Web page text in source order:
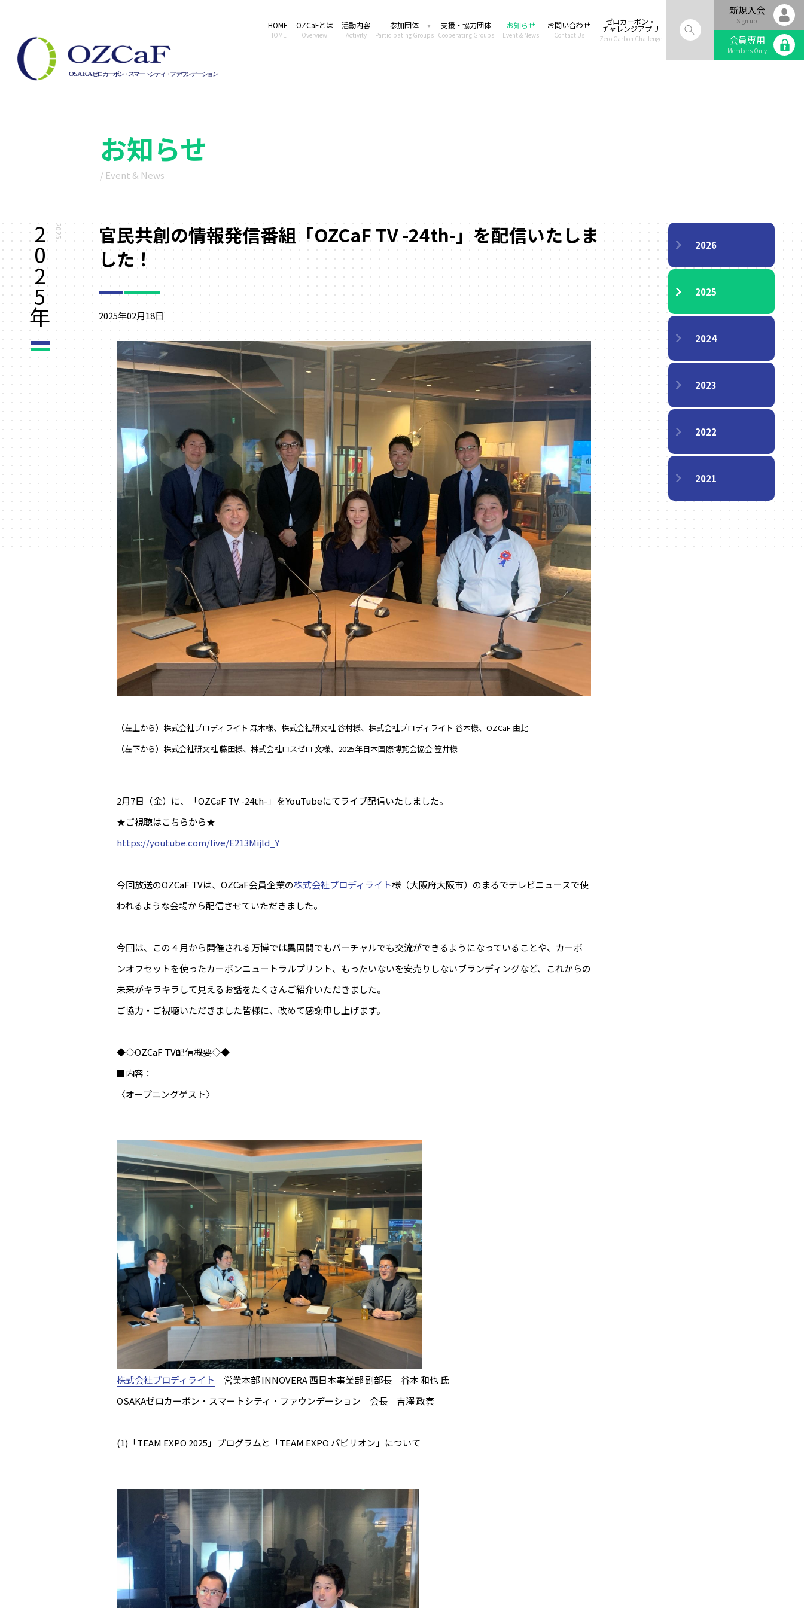
HOME
HOME
OZCaFとは
Overview
活動内容
Activity
参加団体
Participating Groups
支援・協力団体
Cooperating Groups
お知らせ
Event & News
お問い合わせ
Contact Us
ゼロカーボン・
チャレンジアプリ
Zero Carbon Challenge
新規入会
Sign up
会員専用
Members Only
お知らせ
/ Event & News
2025
2
0
2
5
年
官民共創の情報発信番組「OZCaF TV -24th-」を配信いたしま
した！
2025年02月18日
（左上から）株式会社プロディライト 森本様、株式会社研文社 谷村様、株式会社プロディライト 谷本様、OZCaF 由比
（左下から）株式会社研文社 藤田様、株式会社ロスゼロ 文様、2025年日本国際博覧会協会 笠井様
2月7日（金）に、「OZCaF TV -24th-」をYouTubeにてライブ配信いたしました。
★ご視聴はこちらから★
https://youtube.com/live/E213Mijld_Y
今回放送のOZCaF TVは、OZCaF会員企業の株式会社プロディライト様（大阪府大阪市）のまるでテレビニュースで使
われるような会場から配信させていただきました。
今回は、この４月から開催される万博では異国間でもバーチャルでも交流ができるようになっていることや、カーボ
ンオフセットを使ったカーボンニュートラルプリント、もったいないを安売りしないブランディングなど、これからの
未来がキラキラして見えるお話をたくさんご紹介いただきました。
ご協力・ご視聴いただきました皆様に、改めて感謝申し上げます。
◆◇OZCaF TV配信概要◇◆
■内容：
〈オープニングゲスト〉
株式会社プロディライト 営業本部 INNOVERA 西日本事業部 副部長 谷本 和也 氏
OSAKAゼロカーボン・スマートシティ・ファウンデーション 会長 吉澤 政套
(1)「TEAM EXPO 2025」プログラムと「TEAM EXPO パビリオン」について
2026
2025
2024
2023
2022
2021